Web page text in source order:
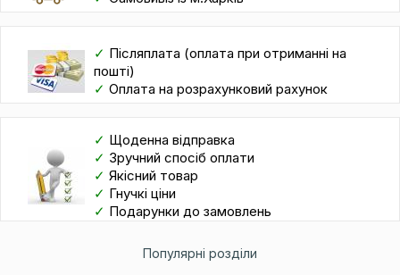
✓ Післяплата (оплата при отриманні на
пошті)
✓ Оплата на розрахунковий рахунок
✓ Щоденна відправка
✓ Зручний спосіб оплати
✓ Якісний товар
✓ Гнучкі ціни
✓ Подарунки до замовлень
Популярні розділи